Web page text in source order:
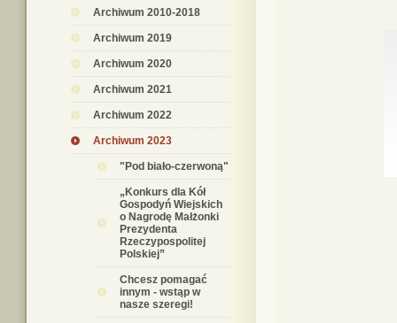
Archiwum 2010-2018
Archiwum 2019
Archiwum 2020
Archiwum 2021
Archiwum 2022
Archiwum 2023
"Pod biało-czerwoną"
„Konkurs dla Kół
Gospodyń Wiejskich
o Nagrodę Małżonki
Prezydenta
Rzeczypospolitej
Polskiej”
Chcesz pomagać
innym - wstąp w
nasze szeregi!